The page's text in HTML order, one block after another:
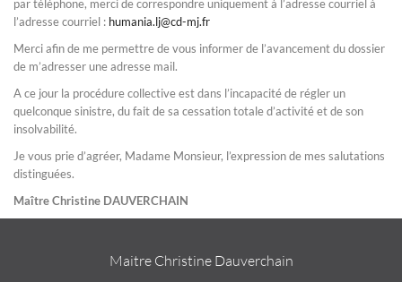
par téléphone, merci de correspondre uniquement à l’adresse courriel à
l’adresse courriel : humania.lj@cd-mj.fr
Merci afin de me permettre de vous informer de l’avancement du dossier
de m’adresser une adresse mail.
A ce jour la procédure collective est dans l’incapacité de régler un
quelconque sinistre, du fait de sa cessation totale d’activité et de son
insolvabilité.
Je vous prie d’agréer, Madame Monsieur, l’expression de mes salutations
distinguées.
Maître Christine DAUVERCHAIN
Maitre Christine Dauverchain